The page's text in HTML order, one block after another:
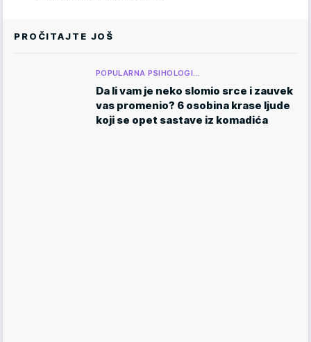
PROČITAJTE JOŠ
POPULARNA PSIHOLOGI…
Da li vam je neko slomio srce i zauvek
vas promenio? 6 osobina krase ljude
koji se opet sastave iz komadića